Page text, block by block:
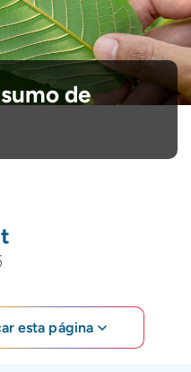
de
esta página